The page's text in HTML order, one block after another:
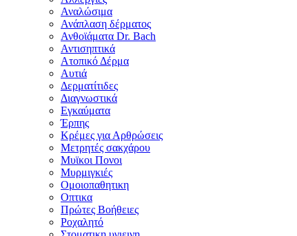
Αναλώσιμα
Ανάπλαση δέρματος
Ανθοϊάματα Dr. Bach
Αντισηπτικά
Ατοπικό Δέρμα
Αυτιά
Δερματίτιδες
Διαγνωστικά
Εγκαύματα
Έρπης
Κρέμες για Αρθρώσεις
Μετρητές σακχάρου
Μυϊκοι Πονοι
Μυρμιγκιές
Ομοιοπαθητικη
Οπτικα
Πρώτες Βοήθειες
Ροχαλητό